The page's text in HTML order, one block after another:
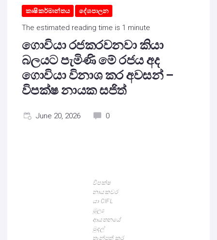
කෘෂිකර්මාන්තය දේශපාලන
The estimated reading time is 1 minute
ගොවියා රජකරවනවා කියා
බලයට පැමිණි මේ රජය අද
ගොවියා විනාශ කර අවසන් –
විපක්ෂ නායක සජිත්
June 20, 2026 0
විපක්ෂ
නායකවර
යා CIFL
මූල්‍ය
ආයතනයේ
මුදල්
තැන්පත් කර